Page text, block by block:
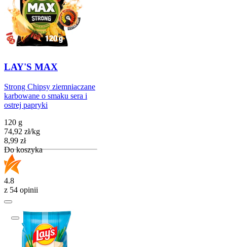
LAY'S MAX
Strong Chipsy ziemniaczane
karbowane o smaku sera i
ostrej papryki
120 g
74,92 zł/kg
Cena
8,99 zł
Do koszyka
4.8
z 54 opinii